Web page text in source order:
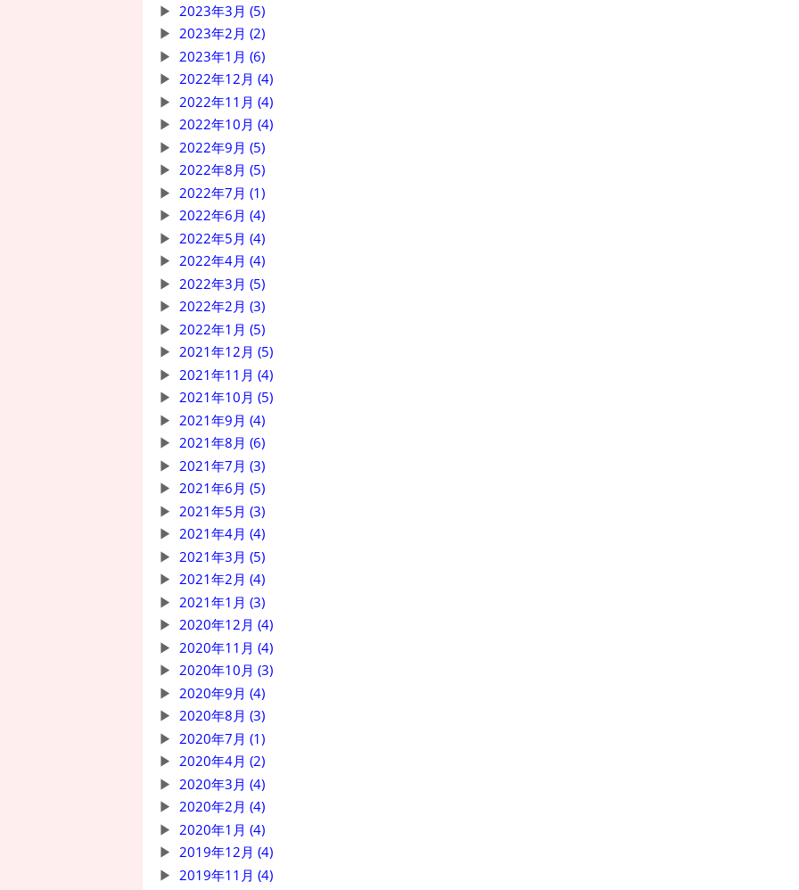
2023年3月 (5)
2023年2月 (2)
2023年1月 (6)
2022年12月 (4)
2022年11月 (4)
2022年10月 (4)
2022年9月 (5)
2022年8月 (5)
2022年7月 (1)
2022年6月 (4)
2022年5月 (4)
2022年4月 (4)
2022年3月 (5)
2022年2月 (3)
2022年1月 (5)
2021年12月 (5)
2021年11月 (4)
2021年10月 (5)
2021年9月 (4)
2021年8月 (6)
2021年7月 (3)
2021年6月 (5)
2021年5月 (3)
2021年4月 (4)
2021年3月 (5)
2021年2月 (4)
2021年1月 (3)
2020年12月 (4)
2020年11月 (4)
2020年10月 (3)
2020年9月 (4)
2020年8月 (3)
2020年7月 (1)
2020年4月 (2)
2020年3月 (4)
2020年2月 (4)
2020年1月 (4)
2019年12月 (4)
2019年11月 (4)